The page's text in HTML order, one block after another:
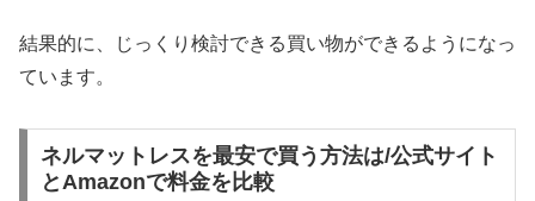
結果的に、じっくり検討できる買い物ができるようになっ
ています。
ネルマットレスを最安で買う方法は/公式サイト
とAmazonで料金を比較